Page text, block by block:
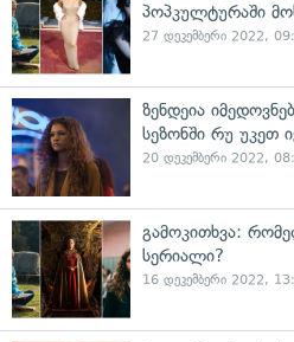
პოპკულტურაში
27 დეკემბერი 2022,
ზენდეია
სეზონში რუ უკეთ
20 დეკემბერი 2022,
გამოკითხვა:
სერიალი?
16 დეკემბერი 2022,